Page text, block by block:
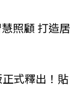
照顧 打造居
式釋出！貼